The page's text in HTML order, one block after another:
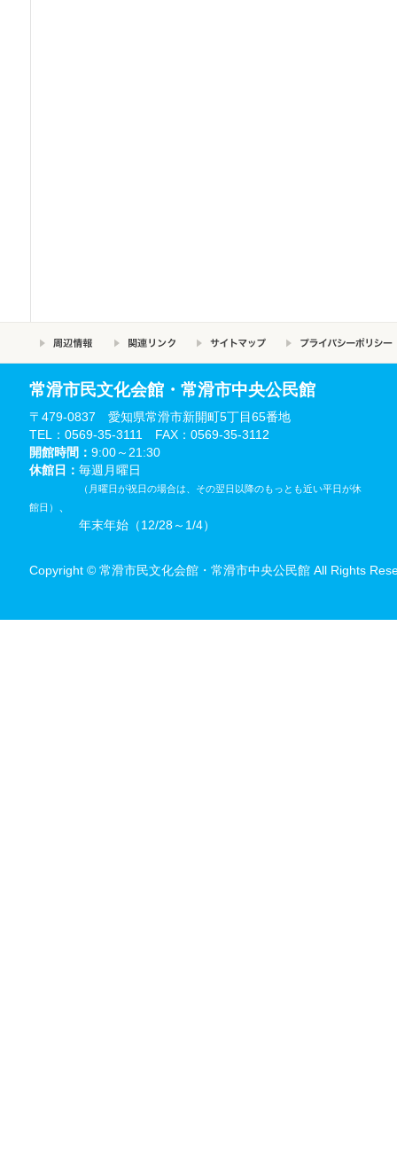
常滑市民文化会館・常滑市中央公民館
〒479-0837 愛知県常滑市新開町5丁目65番地
TEL：0569-35-3111 FAX：0569-35-3112
開館時間： 9:00～21:30
休館日： 毎週月曜日
（月曜日が祝日の場合は、その翌日以降のもっとも近い平日が休
館日）
、
年末年始（12/28～1/4）
Copyright © 常滑市民文化会館・常滑市中央公民館 All Rights